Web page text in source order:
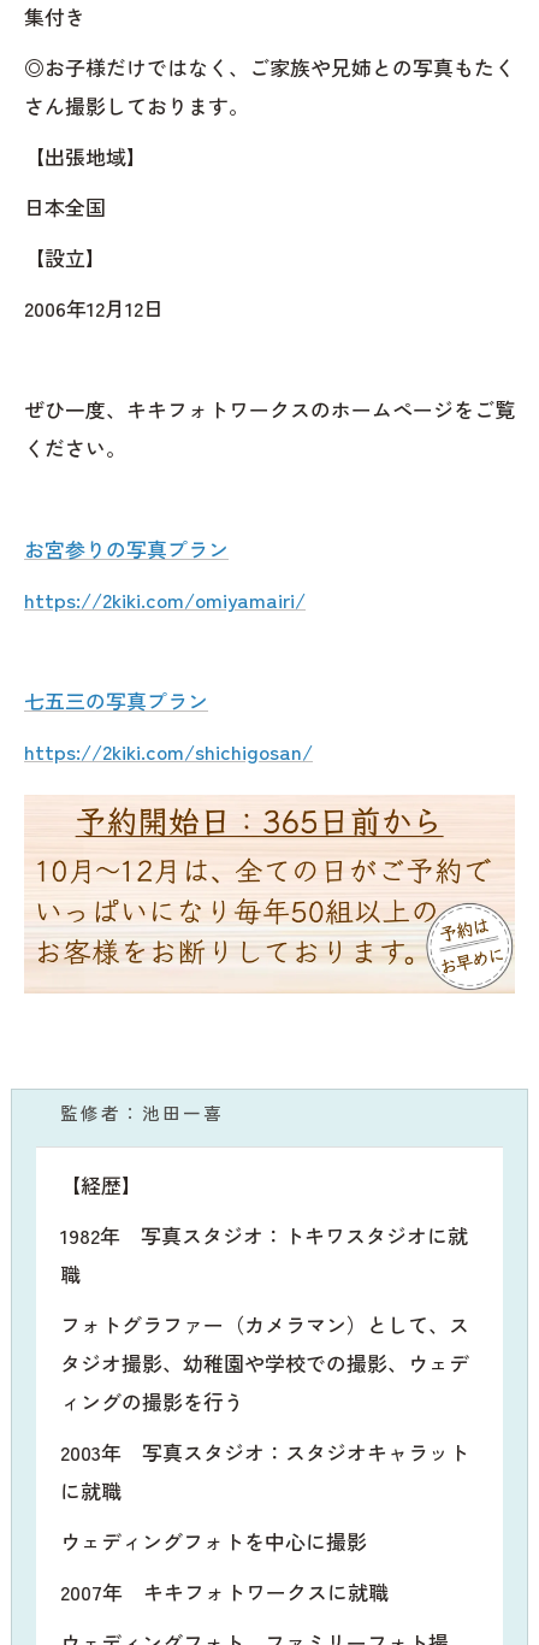
集付き
◎お子様だけではなく、ご家族や兄姉との写真もたく
さん撮影しております。
【出張地域】
日本全国
【設立】
2006年12月12日
ぜひ一度、キキフォトワークスのホームページをご覧
ください。
お宮参りの写真プラン
https://2kiki.com/omiyamairi/
七五三の写真プラン
https://2kiki.com/shichigosan/
監修者：池田一喜
【経歴】
1982年 写真スタジオ：トキワスタジオに就
職
フォトグラファー（カメラマン）として、ス
タジオ撮影、幼稚園や学校での撮影、ウェデ
ィングの撮影を行う
2003年 写真スタジオ：スタジオキャラット
に就職
ウェディングフォトを中心に撮影
2007年 キキフォトワークスに就職